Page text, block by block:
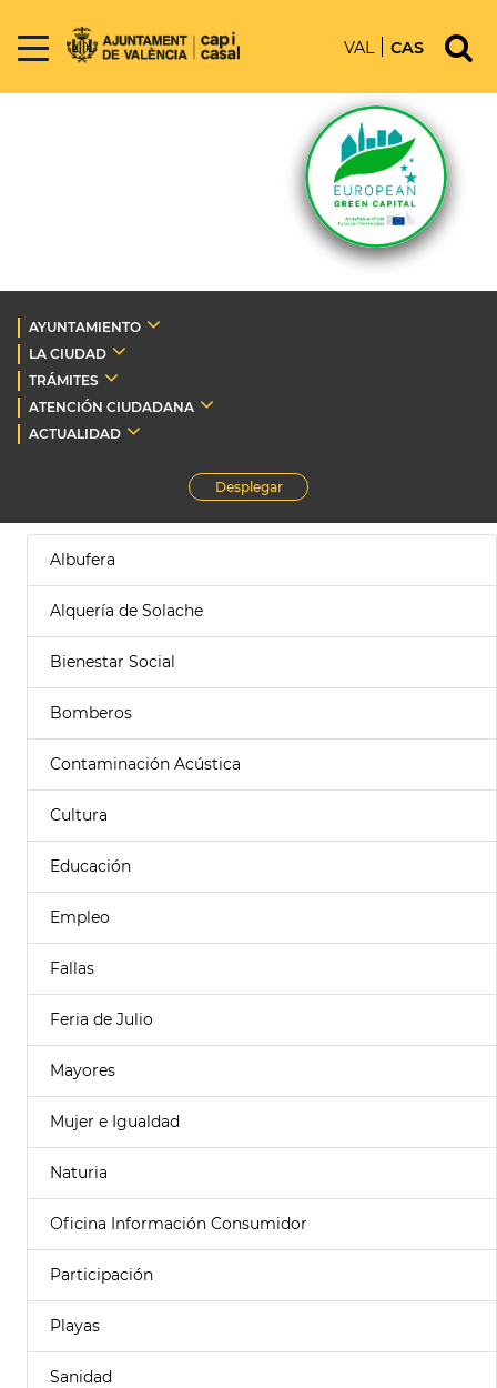
VAL CAS
AYUNTAMIENTO
LA CIUDAD
TRÁMITES
ATENCIÓN CIUDADANA
ACTUALIDAD
Desplegar
Albufera
Alquería de Solache
Bienestar Social
Bomberos
Contaminación Acústica
Cultura
Educación
Empleo
Fallas
Feria de Julio
Mayores
Mujer e Igualdad
Naturia
Oficina Información Consumidor
Participación
Playas
Sanidad